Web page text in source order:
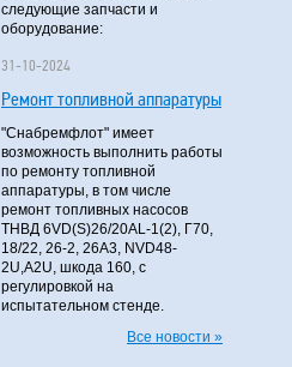
следующие запчасти и
оборудование:
31-10-2024
Ремонт топливной аппаратуры
"Снабремфлот" имеет
возможность выполнить работы
по ремонту топливной
аппаратуры, в том числе
ремонт топливных насосов
ТНВД 6VD(S)26/20AL-1(2), Г70,
18/22, 26-2, 26А3, NVD48-
2U,A2U, шкода 160, с
регулировкой на
испытательном стенде.
Все новости »